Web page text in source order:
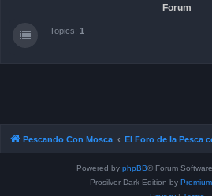
Forum
Topics: 1
Pescando Con Mosca El Foro de la Pesca
Powered by phpBB® Forum
Prosilver Dark Edition by